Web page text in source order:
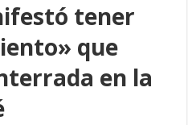
tener
que
en la